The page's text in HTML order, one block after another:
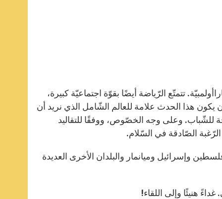
تتمتّع الرّياضة أيضًا بقوّة اجتماعيّة كبيرة،
هذا الحدث علامة للعالم الشّامل الذي نريد أن
للشّباب. وعلى وجه الخصّوص، ووفقًا للتقاليد
الصّادقة في السّلام.
وإسرائيل وميانمار والبلدان الأخرى العديدة
هنيئًا وإلى اللقاء!